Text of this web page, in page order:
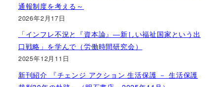
通報制度を考える～
2026年2月17日
「インフレ不況と『資本論』―新しい福祉国家という出
口戦略」を学んで（労働時間研究会）
2025年12月11日
新刊紹介 『チェンジ アクション 生活保護 － 生活保護